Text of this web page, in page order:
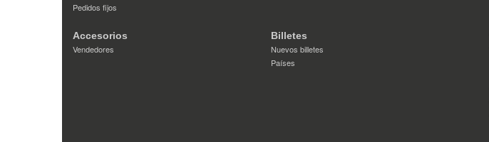
Pedidos fijos
Accesorios
Vendedores
Billetes
Nuevos billetes
Países